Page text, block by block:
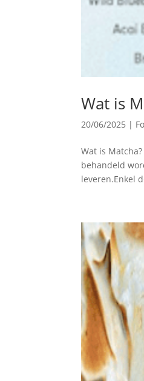
Wat is
20/06/2025 |
Wat is
behandeld
leveren.Enkel